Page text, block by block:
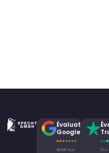
Évaluation
Google
Basé sur
Sur